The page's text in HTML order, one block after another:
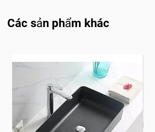
Các sản phẩm khác